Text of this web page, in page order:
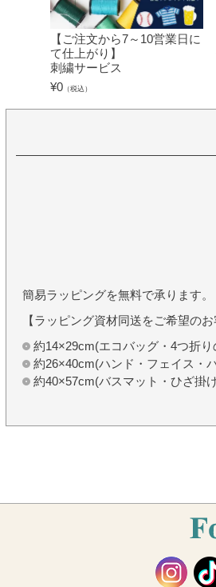
【ご注文から7～10営業日に
て仕上がり】
刺繍サービス
¥0 （税込）
簡易ラッピングを無料で承ります。
【ラッピング資材同送をご希望の
約14×29cm(エコバッグ・4つ折
約26×40cm(ハンド・フェイス・
約40×57cm(バスマット・ひざ掛